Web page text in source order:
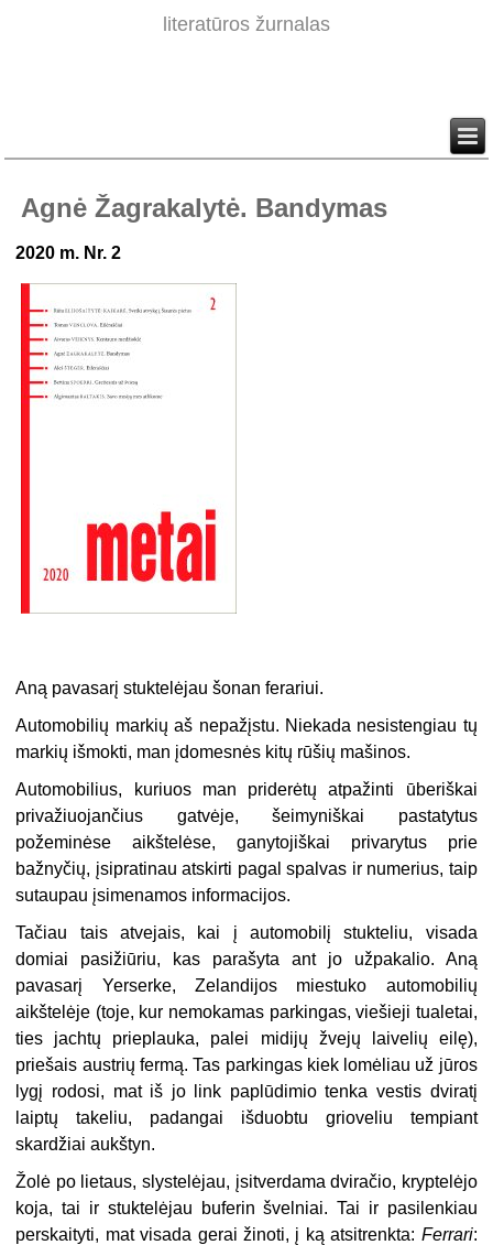
literatūros žurnalas
Agnė Žagrakalytė. Bandymas
2020 m. Nr. 2
Aną pavasarį stuktelėjau šonan ferariui.
Automobilių markių aš nepažįstu. Niekada nesistengiau tų
markių išmokti, man įdomesnės kitų rūšių mašinos.
Automobilius, kuriuos man priderėtų atpažinti ūberiškai
privažiuojančius gatvėje, šeimyniškai pastatytus
požeminėse aikštelėse, ganytojiškai privarytus prie
bažnyčių, įsipratinau atskirti pagal spalvas ir numerius, taip
sutaupau įsimenamos informacijos.
Tačiau tais atvejais, kai į automobilį stukteliu, visada
domiai pasižiūriu, kas parašyta ant jo užpakalio. Aną
pavasarį Yerserke, Zelandijos miestuko automobilių
aikštelėje (toje, kur nemokamas parkingas, viešieji tualetai,
ties jachtų prieplauka, palei midijų žvejų laivelių eilę),
priešais austrių fermą. Tas parkingas kiek lomėliau už jūros
lygį rodosi, mat iš jo link paplūdimio tenka vestis dviratį
laiptų takeliu, padangai išduobtu grioveliu tempiant
skardžiai aukštyn.
Žolė po lietaus, slystelėjau, įsitverdama dviračio, kryptelėjo
koja, tai ir stuktelėjau buferin švelniai. Tai ir pasilenkiau
perskaityti, mat visada gerai žinoti, į ką atsitrenkta: Ferrari: